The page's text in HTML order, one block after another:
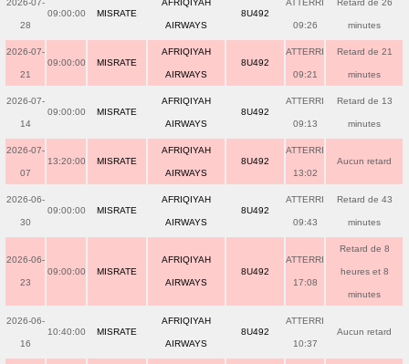
2026-07-
28
09:00:00 MISRATE
AFRIQIYAH
AIRWAYS
8U492
ATTERRI
09:26
Retard de 26
minutes
2026-07-
21
09:00:00 MISRATE
AFRIQIYAH
AIRWAYS
8U492
ATTERRI
09:21
Retard de 21
minutes
2026-07-
14
09:00:00 MISRATE
AFRIQIYAH
AIRWAYS
8U492
ATTERRI
09:13
Retard de 13
minutes
2026-07-
07
13:20:00 MISRATE
AFRIQIYAH
AIRWAYS
8U492
ATTERRI
13:02
Aucun retard
2026-06-
30
09:00:00 MISRATE
AFRIQIYAH
AIRWAYS
8U492
ATTERRI
09:43
Retard de 43
minutes
2026-06-
23
09:00:00 MISRATE
AFRIQIYAH
AIRWAYS
8U492
ATTERRI
17:08
Retard de 8
heures et 8
minutes
2026-06-
16
10:40:00 MISRATE
AFRIQIYAH
AIRWAYS
8U492
ATTERRI
10:37
Aucun retard